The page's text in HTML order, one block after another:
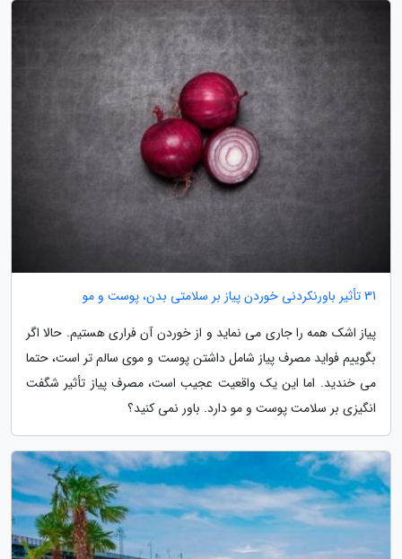
31 تأثیر باورنکردنی خوردن پیاز بر سلامتی بدن، پوست و مو
پیاز اشک همه را جاری می نماید و از خوردن آن فراری هستیم. حالا اگر
بگوییم فواید مصرف پیاز شامل داشتن پوست و موی سالم تر است، حتما
می خندید. اما این یک واقعیت عجیب است، مصرف پیاز تأثیر شگفت
انگیزی بر سلامت پوست و مو دارد. باور نمی کنید؟